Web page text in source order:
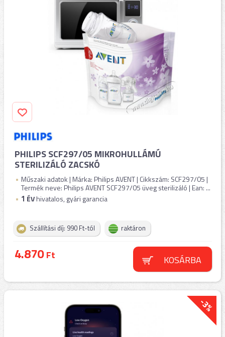
PHILIPS SCF297/05 MIKROHULLÁMÚ
STERILIZÁLÓ ZACSKÓ
Műszaki adatok | Márka: Philips AVENT | Cikkszám: SCF297/05 |
Termék neve: Philips AVENT SCF297/05 üveg sterilizáló | Ean: ...
1 ÉVhivatalos, gyári garancia
Szállítási díj: 990 Ft-tól raktáron
4.870Ft KOSÁRBA
-3%